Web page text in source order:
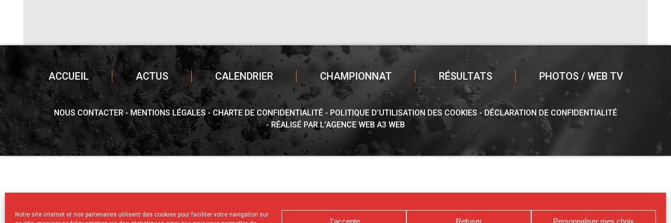
Notre site internet et nos partenaires utilisent des cookies pour faciliter votre navigation sur
J'accepte Refuser Personnaliser mes choix
ACCUEIL ACTUS CALENDRIER CHAMPIONNAT RÉSULTATS PHOTOS / WEB TV
NOUS CONTACTER MENTIONS LÉGALES CHARTE DE CONFIDENTIALITÉ POLITIQUE D’UTILISATION DES COOKIES
DÉCLARATION DE CONFIDENTIALITÉ
RÉALISÉ PAR L’AGENCE WEB A3 WEB